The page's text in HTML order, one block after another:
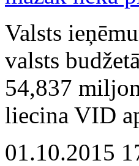
Valsts
valsts
54,837
liecina VID
01.10.2015